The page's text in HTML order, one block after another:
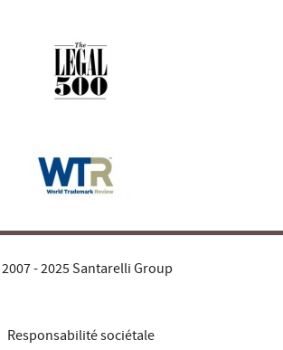
- 2025 Santarelli Group
Responsabilité sociétale